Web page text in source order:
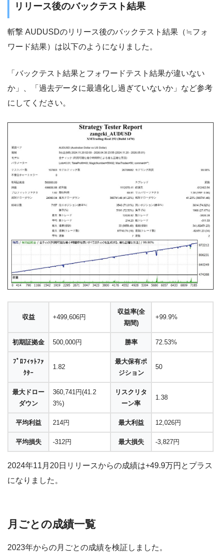
リリース後のバックテスト結果
斬撃 AUDUSDのリリース後のバックテスト結果（≒フォ
ワード結果）は以下のようになりました。
「バックテスト結果とフォワードテスト結果が違いない
か」、「過去データに最適化し過ぎていないか」など参考
にしてください。
収益 +499,606円
収益率(全
期間)
+99.9%
初期証拠金 500,000円 勝率 72.53%
ﾌﾟﾛﾌｨｯﾄﾌｧ
ｸﾀｰ
1.82
最大保有ポ
ジション
50
最大ドロー
ダウン
360,741円(41.2
3%)
リスクリタ
ーン率
1.38
平均利益 214円 最大利益 12,026円
平均損失 -312円 最大損失 -3,827円
2024年11月20日リリースからの成績は+49.9万円とプラス
になりました。
月ごとの成績一覧
2023年からの月ごとの成績を検証しました。